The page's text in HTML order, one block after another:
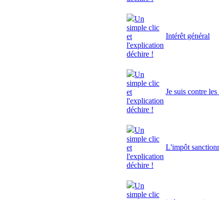
Un
simple clic
et
l'explication
déchire !
Intérêt général
Un
simple clic
et
l'explication
déchire !
Je suis contre
Un
simple clic
et
l'explication
déchire !
L'impôt
Un
simple clic